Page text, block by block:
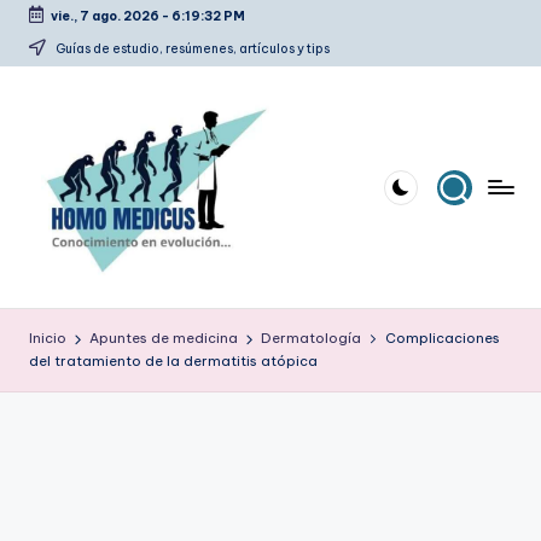
Saltar
vie., 7 ago. 2026 - 6:19:33 PM
Guías de estudio, resúmenes, artículos y tips
o
m
estudio,
Inicio Apuntes de medicina Dermatología
Complicaciones
del tratamiento de la dermatitis atópica